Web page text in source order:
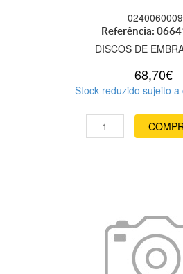
0240060009
Referência:
DISCOS DE
68,70€
Stock reduzido sujeito a